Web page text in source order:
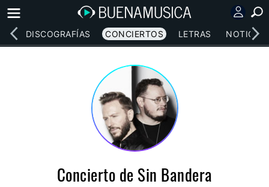
DISCOGRAFÍAS CONCIERTOS LETRAS NOTICIAS
Concierto de Sin Bandera